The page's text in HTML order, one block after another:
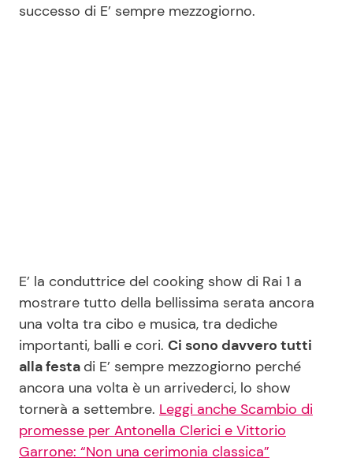
Ricette Feste
Redazione
Contattaci
Privacy Policy
successo di E’ sempre mezzogiorno.
E’ la conduttrice del cooking show di Rai 1 a
mostrare tutto della bellissima serata ancora
una volta tra cibo e musica, tra dediche
importanti, balli e cori. Ci sono davvero tutti
alla festa di E’ sempre mezzogiorno perché
ancora una volta è un arrivederci, lo show
tornerà a settembre. Leggi anche Scambio di
promesse per Antonella Clerici e Vittorio
Garrone: “Non una cerimonia classica”